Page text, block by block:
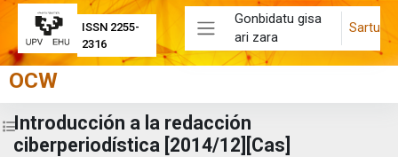
ISSN 2255-
2316
Alboko panela
Gonbidatu gisa
ari zara
Sartu
Joan eduki nagusira zuzenean
OCW
Zabaldu ikastaroaren aurkibidea
Introducción a la redacción
ciberperiodística [2014/12][Cas]